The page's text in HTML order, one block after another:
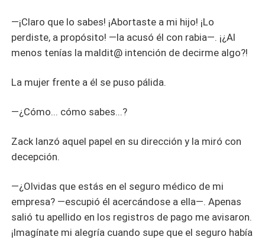
—¡Claro que lo sabes! ¡Abortaste a mi hijo! ¡Lo
perdiste, a propósito! —la acusó él con rabia—. ¡¿Al
menos tenías la maldit@ intención de decirme algo?!
La mujer frente a él se puso pálida.
—¿Cómo... cómo sabes...?
Zack lanzó aquel papel en su dirección y la miró con
decepción.
—¿Olvidas que estás en el seguro médico de mi
empresa? —escupió él acercándose a ella—. Apenas
salió tu apellido en los registros de pago me avisaron.
¡Imagínate mi alegría cuando supe que el seguro había